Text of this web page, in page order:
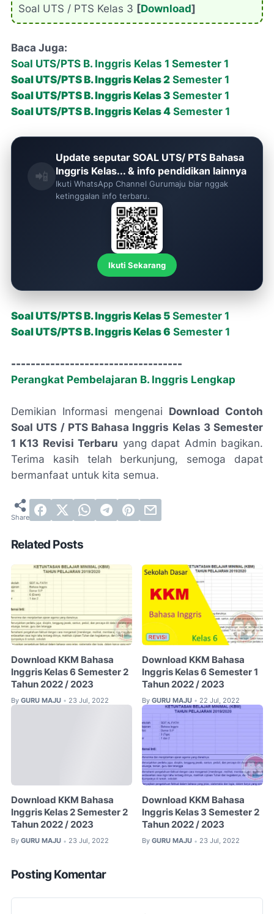
Soal UTS / PTS Kelas 3 [Download]
Baca Juga:
Soal UTS/PTS B. Inggris Kelas 1 Semester 1
SoalUTS/PTSB. Inggris Kelas 2 Semester 1
SoalUTS/PTSB. Inggris Kelas 3 Semester 1
SoalUTS/PTSB. Inggris Kelas 4 Semester 1
📲
Update seputar SOAL UTS/ PTS Bahasa
Inggris Kelas... & info pendidikan lainnya
Ikuti WhatsApp Channel Gurumaju biar nggak
ketinggalan info terbaru.
Ikuti Sekarang
SoalUTS/PTSB. Inggris Kelas 5 Semester 1
SoalUTS/PTSB. Inggris Kelas 6 Semester 1
-----------------------------------
Perangkat Pembelajaran B. Inggris Lengkap
Demikian Informasi mengenai Download Contoh
Soal UTS / PTS Bahasa Inggris Kelas 3 Semester
1 K13 Revisi Terbaru yang dapat Admin bagikan.
Terima kasih telah berkunjung, semoga dapat
bermanfaat untuk kita semua.
Related Posts
Download KKM Bahasa
Inggris Kelas 6 Semester 2
Tahun 2022 / 2023
By GURU MAJU • 23 Jul, 2022
Download KKM Bahasa
Inggris Kelas 6 Semester 1
Tahun 2022 / 2023
By GURU MAJU • 22 Jul, 2022
Download KKM Bahasa
Inggris Kelas 2 Semester 2
Tahun 2022 / 2023
By GURU MAJU • 23 Jul, 2022
Download KKM Bahasa
Inggris Kelas 3 Semester 2
Tahun 2022 / 2023
By GURU MAJU • 23 Jul, 2022
Posting Komentar